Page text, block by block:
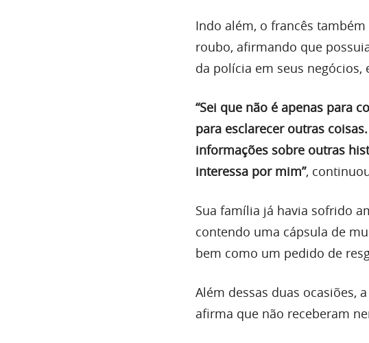
Indo além, o francês
roubo, afirmando que
da polícia em seus
“Sei que não é apenas para
para esclarecer outras
informações sobre outras
interessa por mim”,
Sua família já havia sofrido
contendo uma cápsula de
bem como um pedido de
Além dessas duas ocasiões,
afirma que não receberam